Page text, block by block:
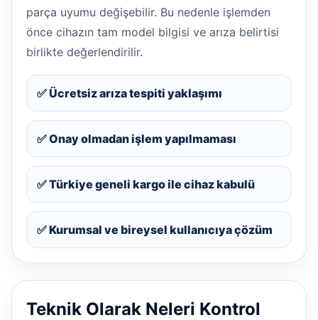
parça uyumu değişebilir. Bu nedenle işlemden
önce cihazın tam model bilgisi ve arıza belirtisi
birlikte değerlendirilir.
✅ Ücretsiz arıza tespiti yaklaşımı
✅ Onay olmadan işlem yapılmaması
✅ Türkiye geneli kargo ile cihaz kabulü
✅ Kurumsal ve bireysel kullanıcıya çözüm
Teknik Olarak Neleri Kontrol